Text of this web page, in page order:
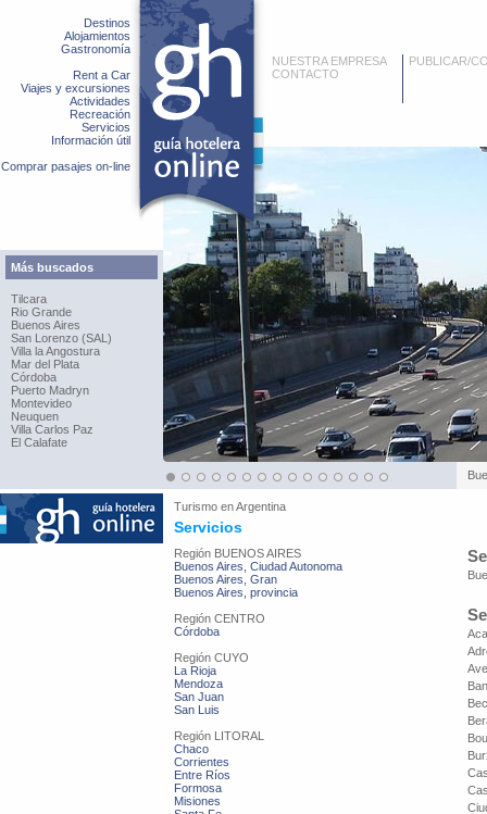
Destinos
Alojamientos
Gastronomía
Rent a Car
Viajes y excursiones
Actividades
Recreación
Servicios
Información útil
Comprar pasajes on-line
Más buscados
Tilcara
Rio Grande
Buenos Aires
San Lorenzo (SAL)
Villa la Angostura
Mar del Plata
Córdoba
Puerto Madryn
Montevideo
Neuquen
Villa Carlos Paz
El Calafate
NUESTRA EMPRESA
CONTACTO
PUBLICAR/
Turismo enArgentina
Servicios
Región BUENOS AIRES
Buenos Aires, Ciudad Autonoma
Buenos Aires, Gran
Buenos Aires, provincia
Región CENTRO
Córdoba
Región CUYO
La Rioja
Mendoza
San Juan
San Luis
Región LITORAL
Chaco
Corrientes
Entre Ríos
Formosa
Misiones